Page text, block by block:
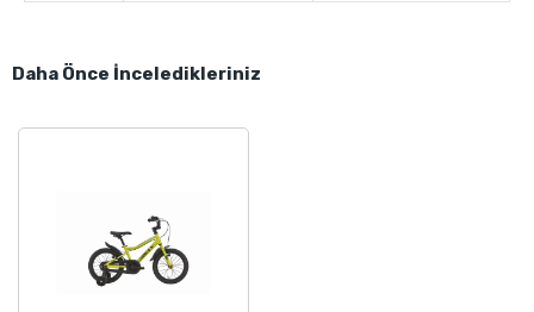
Daha Önce İnceledikleriniz